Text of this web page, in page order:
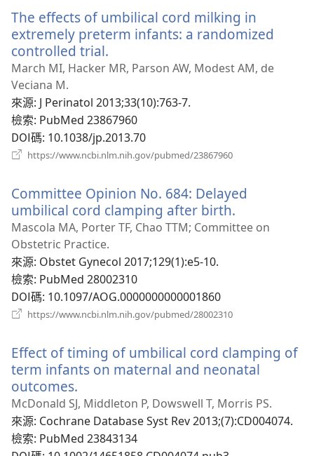
視
窗）
The effects of umbilical cord milking in
extremely preterm infants: a randomized
controlled trial.
啟
視
窗）
March MI, Hacker MR, Parson AW, Modest AM, de
Veciana M.
來源‎: J Perinatol 2013;33(10):763-7.
檢索‎: PubMed 23867960
DOI碼‎: 10.1038/jp.2013.70
https://www.ncbi.nlm.nih.gov/pubmed/23867960
視
Committee Opinion No. 684: Delayed
umbilical cord clamping after birth.
啟
Mascola MA, Porter TF, Chao TTM; Committee on
Obstetric Practice.
來源‎: Obstet Gynecol 2017;129(1):e5-10.
檢索‎: PubMed 28002310
DOI碼‎: 10.1097/AOG.0000000000001860
https://www.ncbi.nlm.nih.gov/pubmed/28002310
視
窗）
Effect of timing of umbilical cord clamping of
term infants on maternal and neonatal
outcomes.
啟
新
視
McDonald SJ, Middleton P, Dowswell T, Morris PS.
來源‎: Cochrane Database Syst Rev 2013;(7):CD004074.
檢索‎: PubMed 23843134